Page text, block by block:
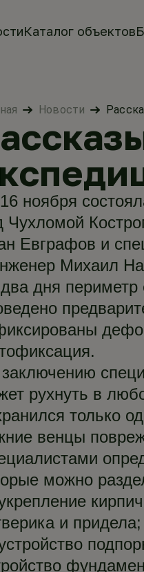
Каталог объектов
Новости
ноября
Чухломой
Евграфов и
Михаил
дня периметр
рухнуть в
только
венцы
можно
и придела;